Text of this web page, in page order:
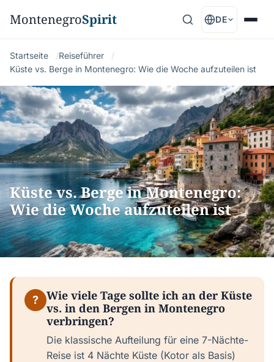
MontenegroSpirit DE
Startseite
Reiseführer
Küste vs. Berge in Montenegro: Wie die Woche aufzuteilen ist
Küste vs. Berge in Montenegro:
Wie die Woche aufzuteilen ist
?
Wie viele Tage sollte ich an der Küste
vs. in den Bergen in Montenegro
verbringen?
Die klassische Aufteilung für eine 7-Nächte-
Reise ist 4 Nächte Küste (Kotor als Basis)